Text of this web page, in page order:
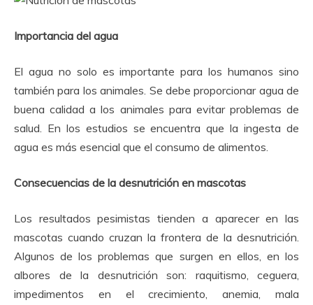
Importancia del agua
El agua no solo es importante para los humanos sino
también para los animales. Se debe proporcionar agua de
buena calidad a los animales para evitar problemas de
salud. En los estudios se encuentra que la ingesta de
agua es más esencial que el consumo de alimentos.
Consecuencias de la desnutrición en mascotas
Los resultados pesimistas tienden a aparecer en las
mascotas cuando cruzan la frontera de la desnutrición.
Algunos de los problemas que surgen en ellos, en los
albores de la desnutrición son: raquitismo, ceguera,
impedimentos en el crecimiento, anemia, mala